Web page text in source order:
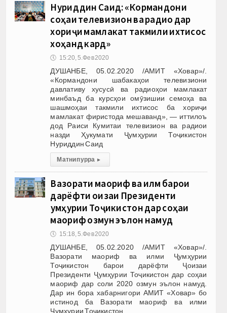
Нуриддин Саид: «Кормандони
соҳаи телевизион ва радио дар
хориҷи мамлакат такмили ихтисос
хоҳанд кард»
🕔 15:20, 5.Фев 2020
ДУШАНБЕ, 05.02.2020 /АМИТ «Ховар»/.
«Кормандони шабакаҳои телевизиони
давлативу хусусӣ ва радиоҳои мамлакат
минбаъд ба курсҳои омӯзишии семоҳа ва
шашмоҳаи такмили ихтисос ба хориҷи
мамлакат фиристода мешаванд», — иттилоъ
дод Раиси Кумитаи телевизион ва радиои
назди Ҳукумати Ҷумҳурии Тоҷикистон
Нуриддин Саид
Матни пурра ▸
Вазорати маориф ва илм барои
дарёфти Ҷоизаи Президенти
Ҷумҳурии Тоҷикистон дар соҳаи
маориф озмун эълон намуд
🕔 15:18, 5.Фев 2020
ДУШАНБЕ, 05.02.2020 /АМИТ «Ховар»/.
Вазорати маориф ва илми Ҷумҳурии
Тоҷикистон барои дарёфти Ҷоизаи
Президенти Ҷумҳурии Тоҷикистон дар соҳаи
маориф дар соли 2020 озмун эълон намуд.
Дар ин бора хабарнигори АМИТ «Ховар» бо
истинод ба Вазорати маориф ва илми
Ҷумҳурии Тоҷикистон